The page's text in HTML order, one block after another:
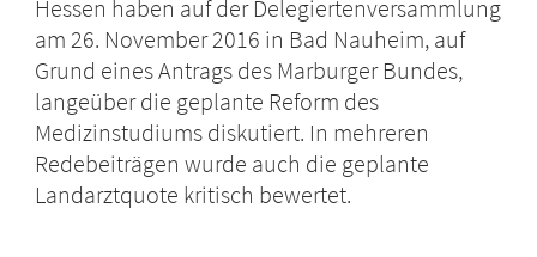
Hessen haben auf der Delegiertenversammlung
am 26. November 2016 in Bad Nauheim, auf
Grund eines Antrags des Marburger Bundes,
langeüber die geplante Reform des
Medizinstudiums diskutiert. In mehreren
Redebeiträgen wurde auch die geplante
Landarztquote kritisch bewertet.